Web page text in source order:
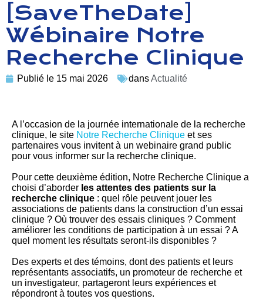
[SaveTheDate]
Wébinaire Notre
Recherche Clinique
Publié le 15 mai 2026 dansActualité
A l’occasion de la journée internationale de la recherche
clinique, le site Notre Recherche Clinique et ses
partenaires vous invitent à un webinaire grand public
pour vous informer sur la recherche clinique.
Pour cette deuxième édition, Notre Recherche Clinique a
choisi d’aborder les attentes des patients sur la
recherche clinique : quel rôle peuvent jouer les
associations de patients dans la construction d’un essai
clinique ? Où trouver des essais cliniques ? Comment
améliorer les conditions de participation à un essai ? A
quel moment les résultats seront-ils disponibles ?
Des experts et des témoins, dont des patients et leurs
représentants associatifs, un promoteur de recherche et
un investigateur, partageront leurs expériences et
répondront à toutes vos questions.